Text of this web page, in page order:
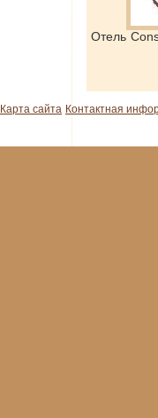
Отель
Карта сайта Контактная